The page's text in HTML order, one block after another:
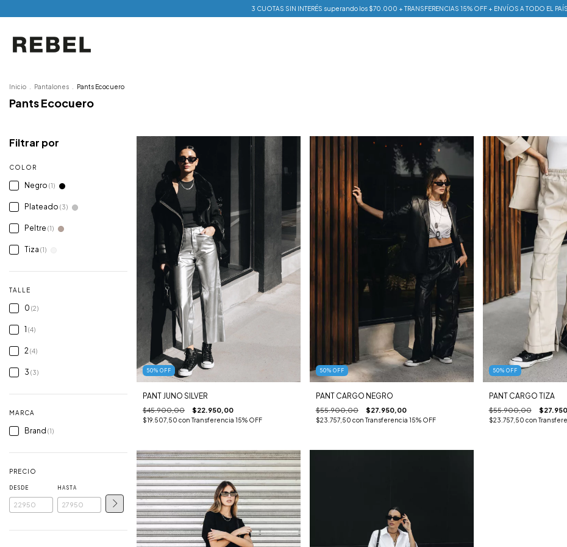
3 CUOTAS SIN INTERÉS superando los $70.000 + TRANSFERENCIAS 15% OFF + ENVÍOS A TODO EL PAÍS
Inicio Pantalones Pants Ecocuero
Pants Ecocuero
Filtrar por
COLOR
Negro (1)
Plateado (3)
Peltre (1)
Tiza (1)
TALLE
0 (2)
1 (4)
2(4)
3 (3)
MARCA
Brand (1)
PRECIO
DESDE HASTA
50% OFF
PANT JUNO SILVER
$45.900,00 $22.950,00
$19.507,50 con Transferencia 15% OFF
50% OFF
PANT CARGO NEGRO
$55.900,00 $27.950,00
$23.757,50 con Transferencia 15% OFF
50% OFF
PANT CARGO TIZA
$55.900,00
$23.757,50 con